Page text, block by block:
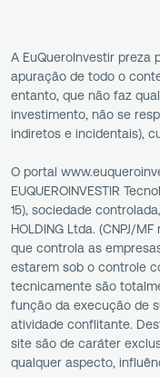
A EuQueroInvestir preza
apuração de todo o
entanto, que não faz
investimento, não se
indiretos e incidentais),
O portal
EUQUEROINVESTIR
15), sociedade
HOLDING Ltda. (CNPJ/
que controla as
estarem sob o controle
tecnicamente são
função da execução de
atividade conflitante.
site são de caráter
qualquer aspecto,